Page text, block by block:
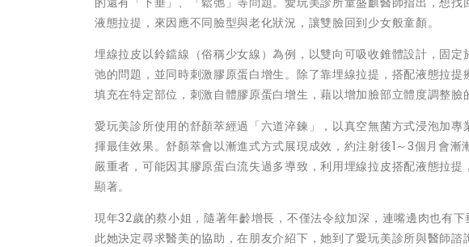
液態拉提，來因應不同臉型與老化狀況，讓雙臉回到少女般童顏。
埋線拉皮以鈴鐺線（俗稱少女線）為例，以雙向可吸收錐體設計，固
弛的問題，並同時刺激膠原蛋白增生。除了靠埋線拉提，搭配液態拉
填充在特定部位，刺激自體膠原蛋白增生，藉以增加臉部立體度調整臉
愛玩美診所使用的舒顏萃經過「六道淬鍊」，以真空無菌方式浸泡加
揮最佳效果。舒顏萃會以漸進式方式展現成效，約注射後1～3個月會
嚴重者，可能因其膠原蛋白流失過多導致，利用埋線拉皮搭配液態拉
顯著。
現年32歲的蔡小姐，隨著年齡增長，不僅法令紋加深，連嘴邊肉也有
此她決定尋求醫美的協助，在朋友介紹下，她到了愛玩美診所與醫師